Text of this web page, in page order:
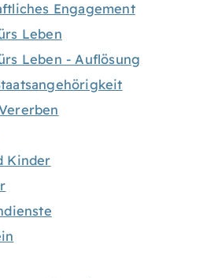
Engagement
Leben
Leben - Auflösung
Kinder